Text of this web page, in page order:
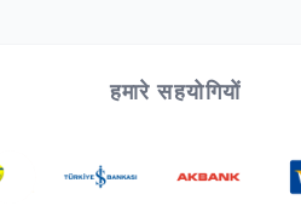
हमारे सहयोगियों